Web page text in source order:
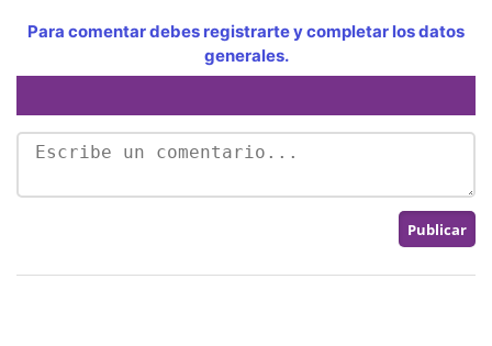
Para comentar debes registrarte y completar los datos
generales.